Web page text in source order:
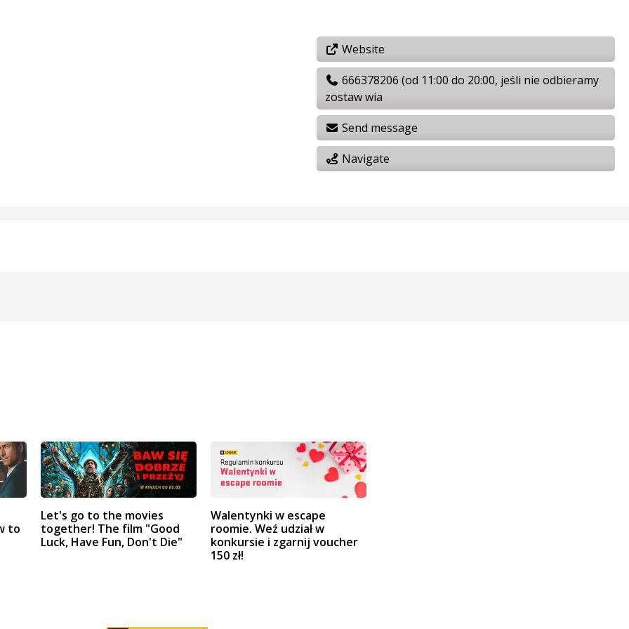
Website
666378206 (od 11:00 do 20:00, jeśli nie odbieramy
zostaw wia
Send message
Navigate
to
Let's go to the movies
together! The film "Good
Luck, Have Fun, Don't Die"
Walentynki w escape
roomie. Weź udział w
konkursie i zgarnij voucher
150 zł!